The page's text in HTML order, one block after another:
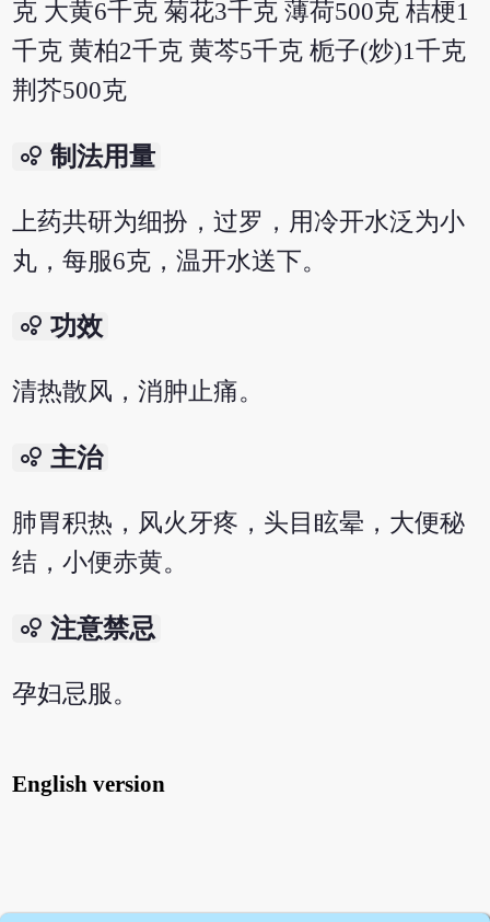
克 大黄6千克 菊花3千克 薄荷500克 桔梗1
千克 黄柏2千克 黄芩5千克 栀子(炒)1千克
荆芥500克
bubble_chart 制法用量
上药共研为细扮，过罗，用冷开水泛为小
丸，每服6克，温开水送下。
bubble_chart 功效
清热散风，消肿止痛。
bubble_chart 主治
肺胃积热，风火牙疼，头目眩晕，大便秘
结，小便赤黄。
bubble_chart 注意禁忌
孕妇忌服。
English version